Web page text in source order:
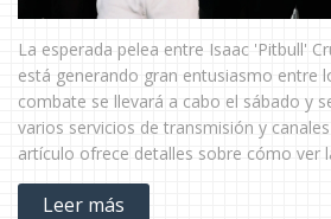
La esperada pelea entre Isaac 'Pitbull'
está generando gran entusiasmo entre
combate se llevará a cabo el sábado y
varios servicios de transmisión y
artículo ofrece detalles sobre cómo ver
perderse ni un minuto de acción.
Leer más